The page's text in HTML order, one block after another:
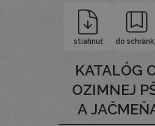
stiahnuť do
KATALÓG
OZIMNEJ
A